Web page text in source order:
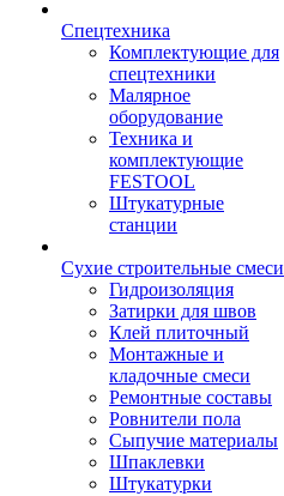
Спецтехника
Комплектующие для
спецтехники
Малярное
оборудование
Техника и
комплектующие
FESTOOL
Штукатурные
станции
Сухие строительные смеси
Гидроизоляция
Затирки для швов
Клей плиточный
Монтажные и
кладочные смеси
Ремонтные составы
Ровнители пола
Сыпучие материалы
Шпаклевки
Штукатурки